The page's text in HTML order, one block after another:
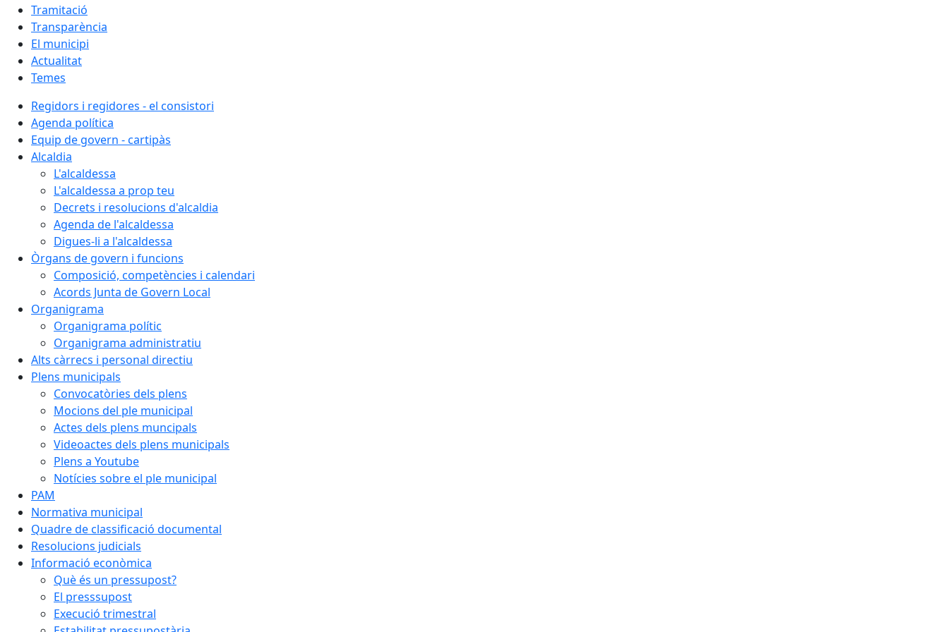
Tramitació
Transparència
El municipi
Actualitat
Temes
Regidors i regidores - el consistori
Agenda política
Equip de govern - cartipàs
Alcaldia
L'alcaldessa
L'alcaldessa a prop teu
Decrets i resolucions d'alcaldia
Agenda de l'alcaldessa
Digues-li a l'alcaldessa
Òrgans de govern i funcions
Composició, competències i calendari
Acords Junta de Govern Local
Organigrama
Organigrama polític
Organigrama administratiu
Alts càrrecs i personal directiu
Plens municipals
Convocatòries dels plens
Mocions del ple municipal
Actes dels plens muncipals
Videoactes dels plens municipals
Plens a Youtube
Notícies sobre el ple municipal
PAM
Normativa municipal
Quadre de classificació documental
Resolucions judicials
Informació econòmica
Què és un pressupost?
El presssupost
Execució trimestral